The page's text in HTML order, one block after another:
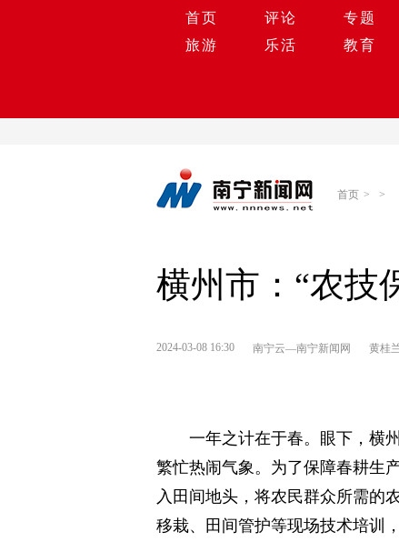
首页 评论 专题
旅游
乐活 教育
首页 > >
横州市：“农技
2024-03-08 16:30 南宁云—南宁新闻网 黄桂
一年之计在于春。眼下，横
繁忙热闹气象。为了保障春耕生
入田间地头，将农民群众所需的
移栽、田间管护等现场技术培训